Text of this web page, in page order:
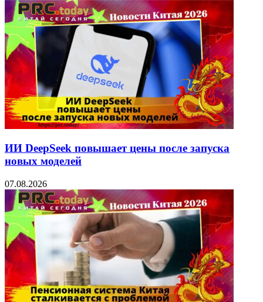
ИИ DeepSeek повышает цены после запуска
новых моделей
07.08.2026